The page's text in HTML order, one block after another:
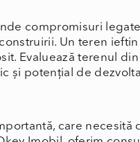
compromisuri
Un teren
Evaluează terenul
și potențial de
care necesită